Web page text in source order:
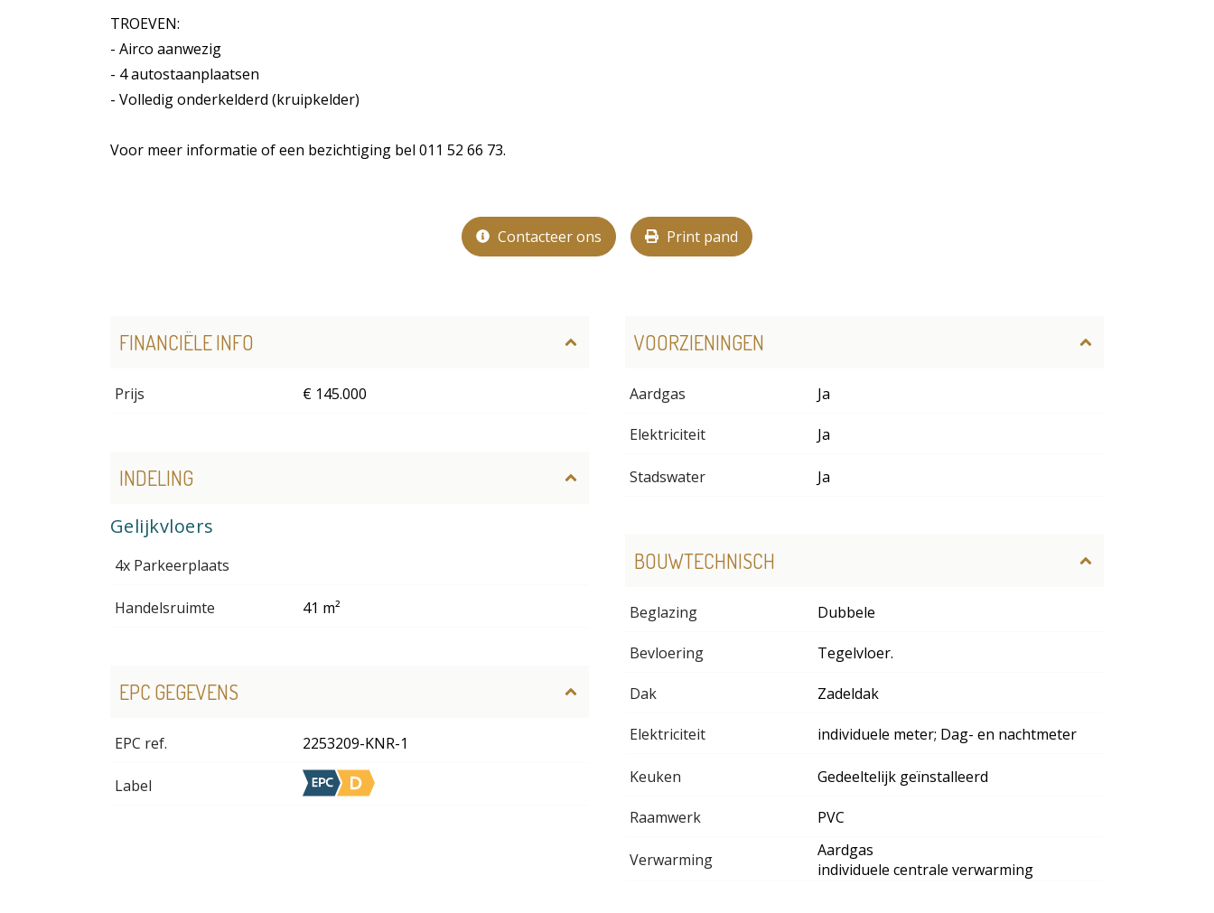
TROEVEN:
- Airco aanwezig
- 4 autostaanplaatsen
- Volledig onderkelderd (kruipkelder)
Voor meer informatie of een bezichtiging bel 011 52 66 73.
Contacteer ons Print pand
FINANCIËLE INFO
Prijs € 145.000
INDELING
Gelijkvloers
4x Parkeerplaats
Handelsruimte 41 m²
EPC GEGEVENS
EPC ref. 2253209-KNR-1
Label
VOORZIENINGEN
Aardgas Ja
Elektriciteit Ja
Stadswater Ja
BOUWTECHNISCH
Beglazing Dubbele
Bevloering Tegelvloer.
Dak Zadeldak
Elektriciteit individuele meter; Dag- en nachtmeter
Keuken Gedeeltelijk geïnstalleerd
Raamwerk PVC
Verwarming
Aardgas
individuele centrale verwarming